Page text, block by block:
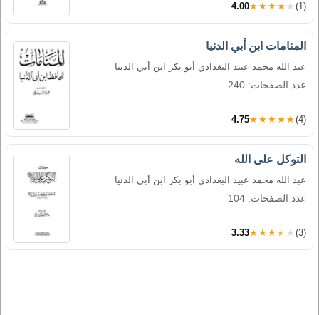
4.00★★★★★ (1)
المنامات ابن أبي الدنيا
عبد الله محمد عبيد البغدادي أبو بكر ابن أبي الدنيا
عدد الصفحات: 240
4.75★★★★★ (4)
التوكل على الله
عبد الله محمد عبيد البغدادي أبو بكر ابن أبي الدنيا
عدد الصفحات: 104
3.33★★★★★ (3)